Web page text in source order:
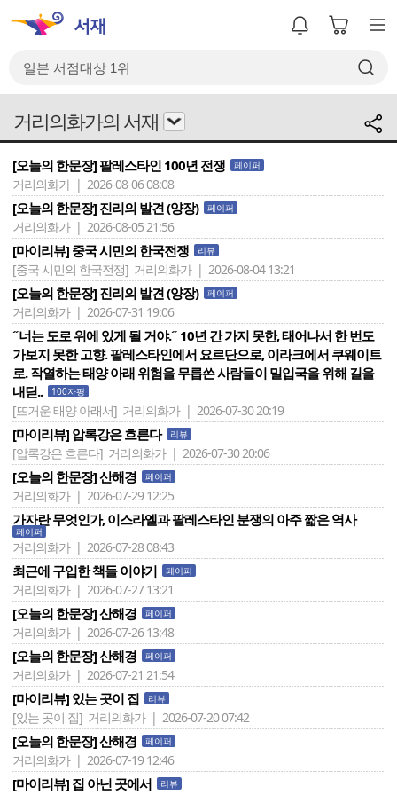
거리의화가의 서재
[오늘의 한문장] 팔레스타인 100년 전쟁 페이퍼
거리의화가 | 2026-08-06 08:08
[오늘의 한문장] 진리의 발견 (양장) 페이퍼
거리의화가 | 2026-08-05 21:56
[마이리뷰] 중국 시민의 한국전쟁 리뷰
[중국 시민의 한국전쟁] 거리의화가 | 2026-08-04 13:21
[오늘의 한문장] 진리의 발견 (양장) 페이퍼
거리의화가 | 2026-07-31 19:06
˝너는 도로 위에 있게 될 거야.˝ 10년 간 가지 못한, 태어나서 한 번도
가보지 못한 고향. 팔레스타인에서 요르단으로, 이라크에서 쿠웨이트
로. 작열하는 태양 아래 위험을 무릅쓴 사람들이 밀입국을 위해 길을
내딛..
100자평
[뜨거운 태양 아래서] 거리의화가 | 2026-07-30 20:19
[마이리뷰] 압록강은 흐른다 리뷰
[압록강은 흐른다] 거리의화가 | 2026-07-30 20:06
[오늘의 한문장] 산해경 페이퍼
거리의화가 | 2026-07-29 12:25
가자란 무엇인가, 이스라엘과 팔레스타인 분쟁의 아주 짧은 역사
페이퍼
거리의화가 | 2026-07-28 08:43
최근에 구입한 책들 이야기 페이퍼
거리의화가 | 2026-07-27 13:21
[오늘의 한문장] 산해경 페이퍼
거리의화가 | 2026-07-26 13:48
[오늘의 한문장] 산해경 페이퍼
거리의화가 | 2026-07-21 21:54
[마이리뷰] 있는 곳이 집 리뷰
[있는 곳이 집] 거리의화가 | 2026-07-20 07:42
[오늘의 한문장] 산해경 페이퍼
거리의화가 | 2026-07-19 12:46
[마이리뷰] 집 아닌 곳에서 리뷰